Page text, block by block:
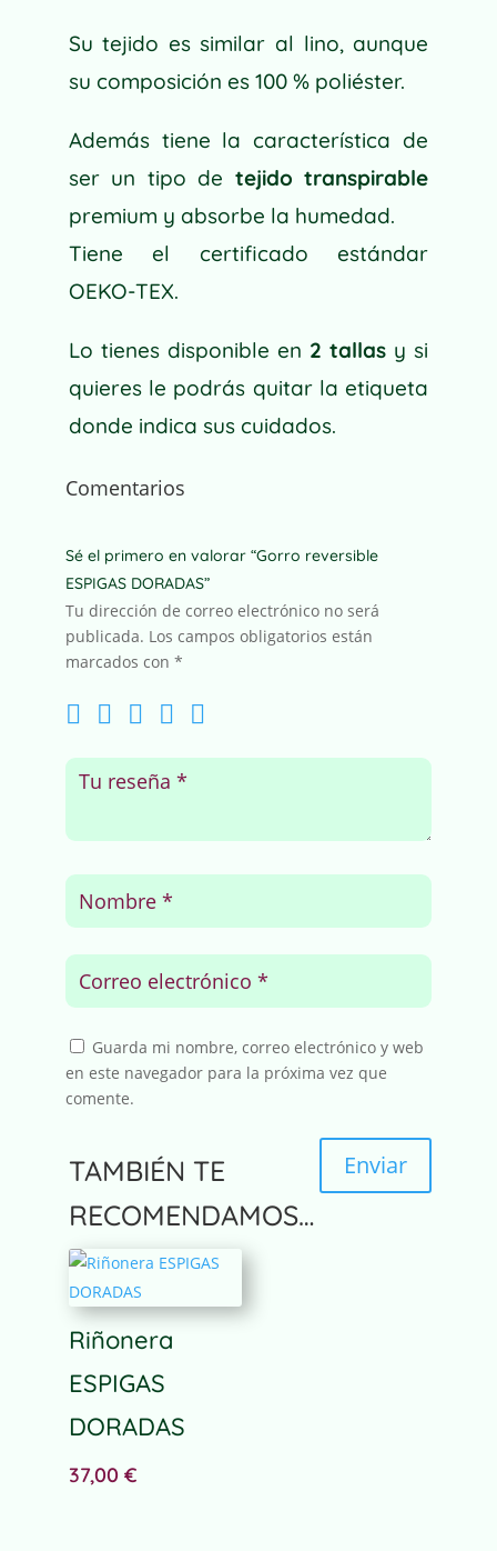
Su tejido es similar al lino, aunque
su composición es 100 % poliéster.
Además tiene la característica de
ser un tipo de tejido transpirable
premium y absorbe la humedad.
Tiene el certificado estándar
OEKO-TEX.
Lo tienes disponible en 2 tallas y si
quieres le podrás quitar la etiqueta
donde indica sus cuidados.
Comentarios
Sé el primero en valorar “Gorro reversible
ESPIGAS DORADAS”
Tu dirección de correo electrónico no será
publicada. Los campos obligatorios están
marcados con *
Guarda mi nombre, correo electrónico y web
en este navegador para la próxima vez que
comente.
Enviar
TAMBIÉN TE
RECOMENDAMOS…
Riñonera
ESPIGAS
DORADAS
37,00 €